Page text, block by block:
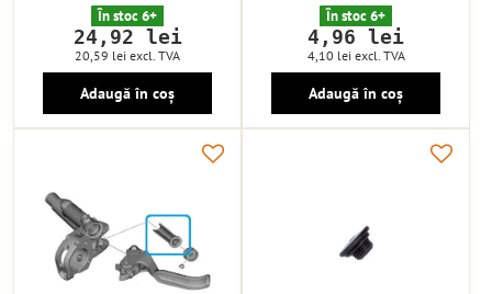
În stoc 6+
24,92 lei
20,59 lei excl. TVA
Adaugă în coș
În stoc 6+
4,96 lei
4,10 lei excl. TVA
Adaugă în coș